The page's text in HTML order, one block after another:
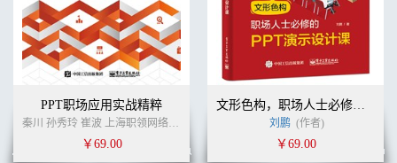
8. 夸张数字式 / 60
9. 模块设计式 / 60
10. 分屏设计式 / 61
11. 半屏斜切式 / 62
13. 竖轴索引式 / 63
14. 轨道式 / 64
2.3 内容逻辑排版 / 64
PPT职场应用实战精粹
秦川 孙秀玲 崔波 上海职领网络科技有限公司 (作者)
￥69.00
文形色构，职场人士必修的PPT演示设计课
刘鹏 (作者)
￥69.00